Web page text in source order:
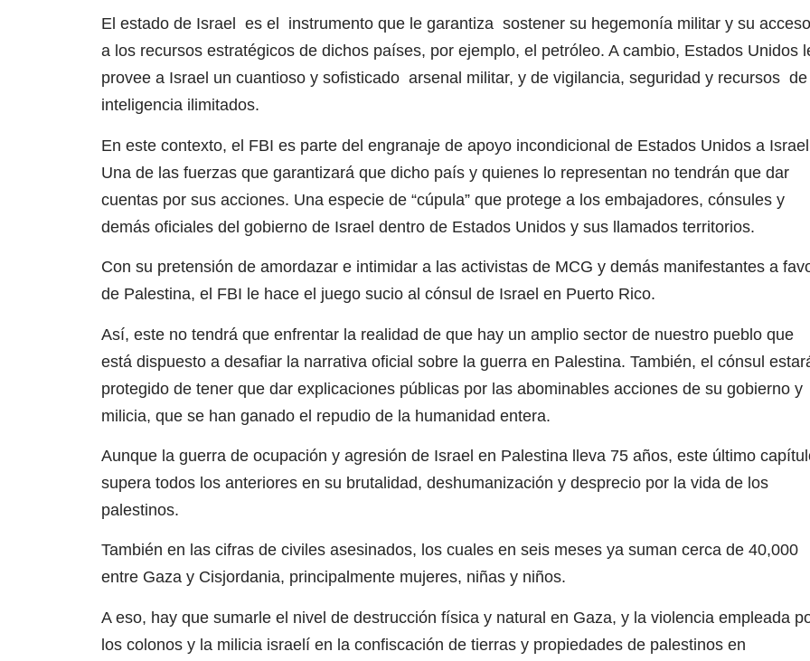
El estado de Israel es el instrumento que le garantiza sostener su hegemonía militar y su acceso
a los recursos estratégicos de dichos países, por ejemplo, el petróleo. A cambio, Estados Unidos
provee a Israel un cuantioso y sofisticado arsenal militar, y de vigilancia, seguridad y recursos de
inteligencia ilimitados.
En este contexto, el FBI es parte del engranaje de apoyo incondicional de Estados Unidos a
Una de las fuerzas que garantizará que dicho país y quienes lo representan no tendrán que dar
cuentas por sus acciones. Una especie de “cúpula” que protege a los embajadores, cónsules y
demás oficiales del gobierno de Israel dentro de Estados Unidos y sus llamados territorios.
Con su pretensión de amordazar e intimidar a las activistas de MCG y demás manifestantes a
de Palestina, el FBI le hace el juego sucio al cónsul de Israel en Puerto Rico.
Así, este no tendrá que enfrentar la realidad de que hay un amplio sector de nuestro pueblo que
está dispuesto a desafiar la narrativa oficial sobre la guerra en Palestina. También, el cónsul
protegido de tener que dar explicaciones públicas por las abominables acciones de su gobierno y
milicia, que se han ganado el repudio de la humanidad entera.
Aunque la guerra de ocupación y agresión de Israel en Palestina lleva 75 años, este último
supera todos los anteriores en su brutalidad, deshumanización y desprecio por la vida de los
palestinos.
También en las cifras de civiles asesinados, los cuales en seis meses ya suman cerca de 40,000
entre Gaza y Cisjordania, principalmente mujeres, niñas y niños.
A eso, hay que sumarle el nivel de destrucción física y natural en Gaza, y la violencia empleada
los colonos y la milicia israelí en la confiscación de tierras y propiedades de palestinos en